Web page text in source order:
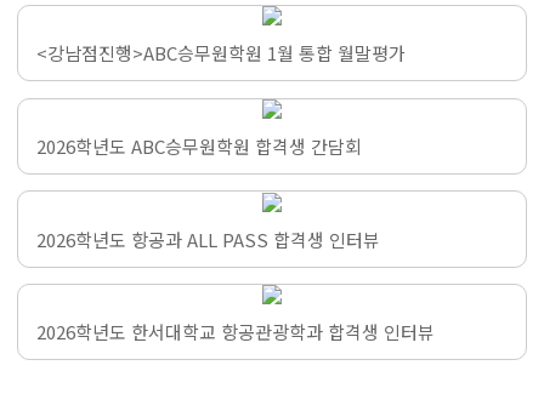
<강남점진행>ABC승무원학원 1월 통합 월말평가
2026학년도 ABC승무원학원 합격생 간담회
2026학년도 항공과 ALL PASS 합격생 인터뷰
2026학년도 한서대학교 항공관광학과 합격생 인터뷰